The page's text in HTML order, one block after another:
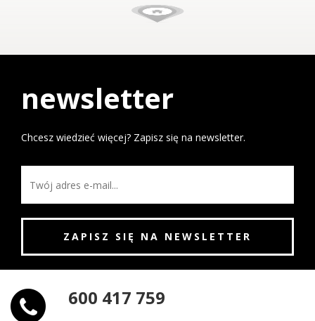
newsletter
Chcesz wiedzieć więcej? Zapisz się na newsletter.
600 417 759